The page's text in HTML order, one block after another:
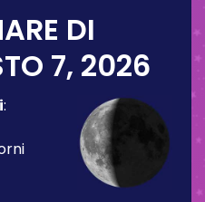
DI
7, 2026
: